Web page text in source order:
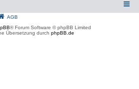
AGB
® Forum Software © phpBB Limited
Übersetzung durch phpBB.de